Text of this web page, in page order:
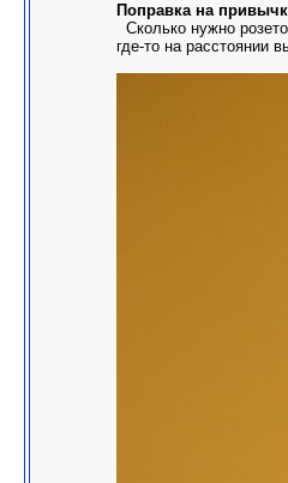
Поправка на
Сколько нужно
где-то на расстоянии